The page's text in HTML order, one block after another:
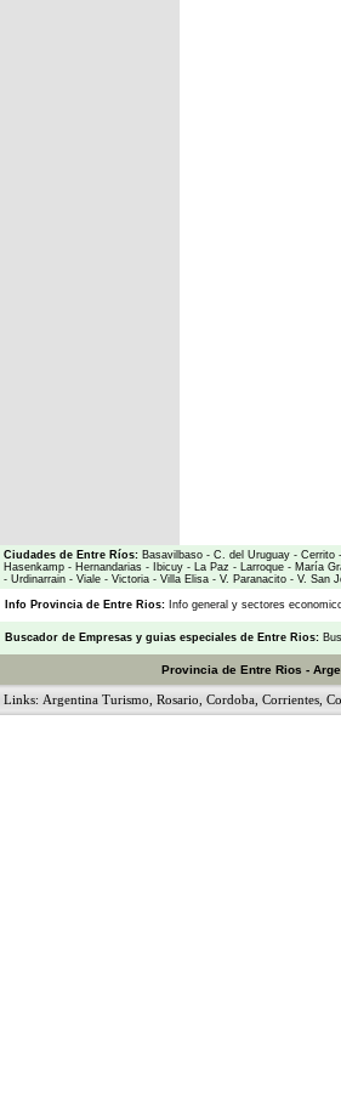
Ciudades de Entre Ríos: Basavilbaso - C. del Uruguay - Cerrito -
Hasenkamp - Hernandarias - Ibicuy - La Paz - Larroque - María
- Urdinarrain - Viale - Victoria - Villa Elisa - V. Paranacito - V. San
Info Provincia de Entre Rios: Info general y sectores
Buscador de Empresas y guias especiales de Entre Rios:
Provincia de Entre Rios -
Links: Argentina Turismo Rosario Cordoba Corrientes